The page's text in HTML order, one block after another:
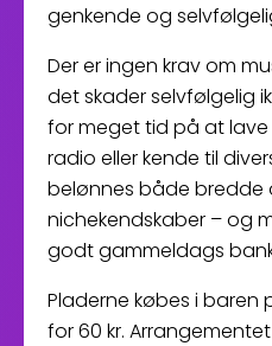
genkende og
Der er ingen krav om
det skader selvfølgelig
for meget tid på at lave
radio eller kende til
belønnes både bredde
nichekendskaber – og
godt gammeldags
Pladerne købes i baren
for 60 kr.